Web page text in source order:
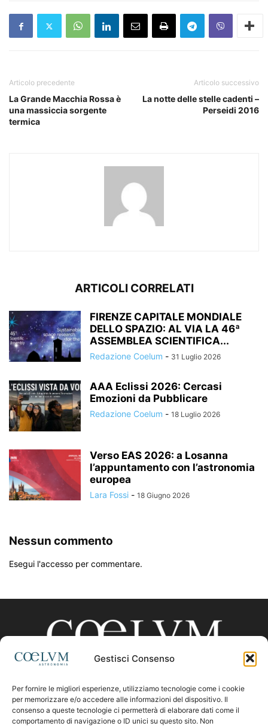
Gestisci Consenso
Per fornire le migliori esperienze, utilizziamo tecnologie come i cookie
per memorizzare e/o accedere alle informazioni del dispositivo. Il
consenso a queste tecnologie ci permetterà di elaborare dati come il
comportamento di navigazione o ID unici su questo sito. Non
Articolo precedente
La Grande Macchia Rossa è
una massiccia sorgente
termica
Articolo successivo
La notte delle stelle cadenti –
Perseidi 2016
ARTICOLI CORRELATI
FIRENZE CAPITALE MONDIALE
DELLO SPAZIO: AL VIA LA 46ª
ASSEMBLEA SCIENTIFICA...
Redazione Coelum - 31 Luglio 2026
AAA Eclissi 2026: Cercasi
Emozioni da Pubblicare
Redazione Coelum - 18 Luglio 2026
Verso EAS 2026: a Losanna
l’appuntamento con l’astronomia
europea
Lara Fossi - 18 Giugno 2026
Nessun commento
Esegui l'accesso per commentare.
CHI SIAMO